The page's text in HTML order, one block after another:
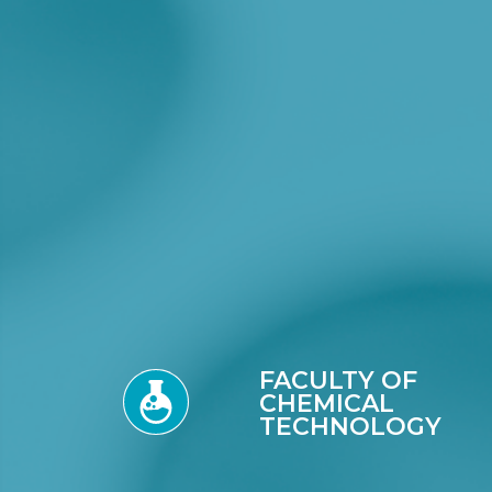
FACULTY OF
CHEMICAL
TECHNOLOGY